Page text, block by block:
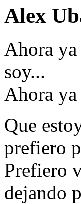
Alex
Ahora
soy...
Ahora
Que
prefiero
Prefiero
dejando